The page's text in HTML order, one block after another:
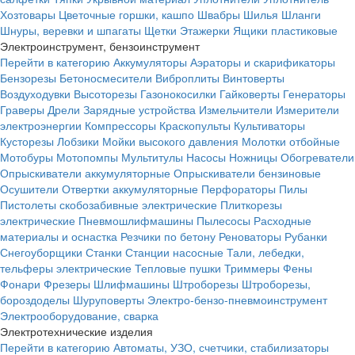
Хозтовары Цветочные горшки, кашпо Швабры Шилья Шланги
Шнуры, веревки и шпагаты Щетки Этажерки Ящики пластиковые
Электроинструмент, бензоинструмент
Перейти в категорию Аккумуляторы Аэраторы и скарификаторы
Бензорезы Бетоносмесители Виброплиты Винтоверты
Воздуходувки Высоторезы Газонокосилки Гайковерты Генераторы
Граверы Дрели Зарядные устройства Измельчители Измерители
электроэнергии Компрессоры Краскопульты Культиваторы
Кусторезы Лобзики Мойки высокого давления Молотки отбойные
Мотобуры Мотопомпы Мультитулы Насосы Ножницы Обогреватели
Опрыскиватели аккумуляторные Опрыскиватели бензиновые
Осушители Отвертки аккумуляторные Перфораторы Пилы
Пистолеты скобозабивные электрические Плиткорезы
электрические Пневмошлифмашины Пылесосы Расходные
материалы и оснастка Резчики по бетону Реноваторы Рубанки
Снегоуборщики Станки Станции насосные Тали, лебедки,
тельферы электрические Тепловые пушки Триммеры Фены
Фонари Фрезеры Шлифмашины Штроборезы Штроборезы,
бороздоделы Шуруповерты Электро-бензо-пневмоинструмент
Электрооборудование, сварка
Электротехнические изделия
Перейти в категорию Автоматы, УЗО, счетчики, стабилизаторы